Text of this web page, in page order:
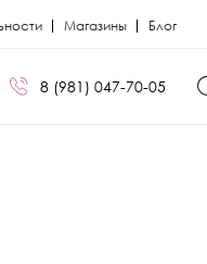
Магазины Блог
8 (981) 047-70-05